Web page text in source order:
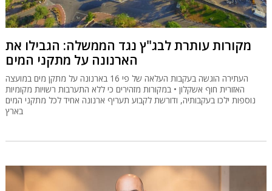
מקורות עותרת לבג"ץ נגד הממשלה: הגבילו את
הארנונה על מתקני המים
העתירה הוגשה בעקבות העלאה של פי 16 בארנונה על מתקן מים במועצה
האזורית חוף אשקלון • במקורות מזהירים כי ללא התערבות רשויות מקומיות
נוספות ילכו בעקבותיה, ודורשת לקבוע תעריף ארנונה אחיד לכל מתקני המים
בארץ